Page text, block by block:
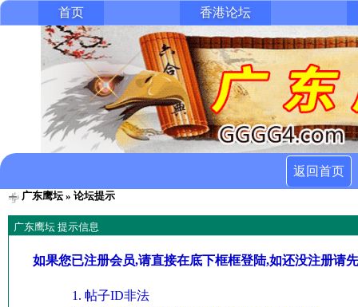
首页 香港论坛
返回首页
广东鹰坛» 论坛提示
广东鹰坛 提示信息
如果您已注册会员,请直接在底下框框登陆,如还没注册请
帖子ID非法